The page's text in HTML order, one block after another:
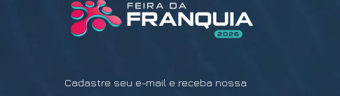
Cadastre seu e-mail e receba nossa